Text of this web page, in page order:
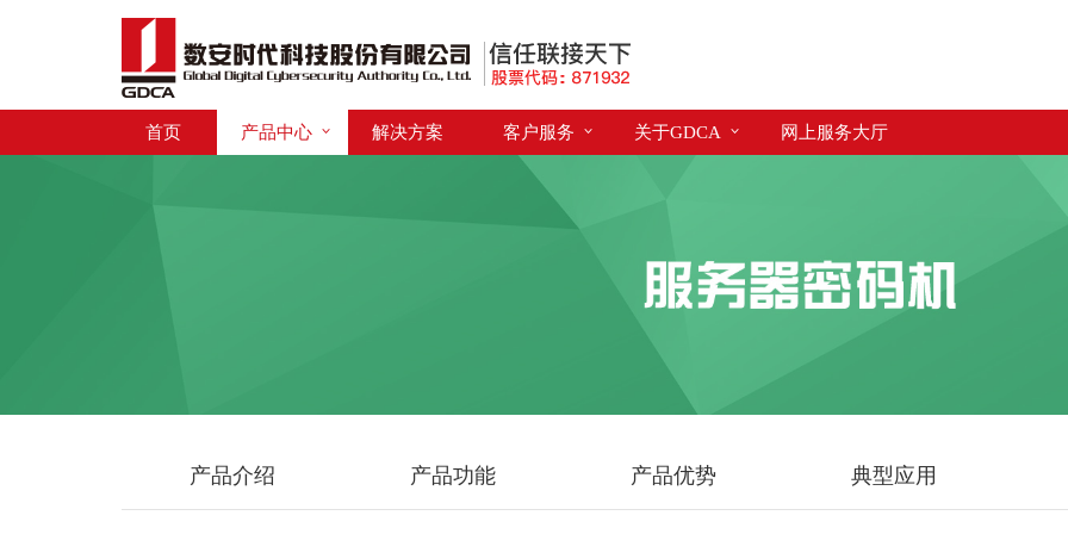
首页 产品中心 解决方案 客户服务 关于GDCA 网上服务大厅
产品介绍 产品功能 产品优势 典型应用